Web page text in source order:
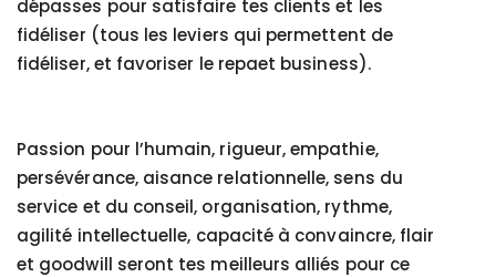
dépasses pour satisfaire tes clients et les
fidéliser (tous les leviers qui permettent de
fidéliser, et favoriser le repaet business).
Passion pour l’humain, rigueur, empathie,
persévérance, aisance relationnelle, sens du
service et du conseil, organisation, rythme,
agilité intellectuelle, capacité à convaincre, flair
et goodwill seront tes meilleurs alliés pour ce